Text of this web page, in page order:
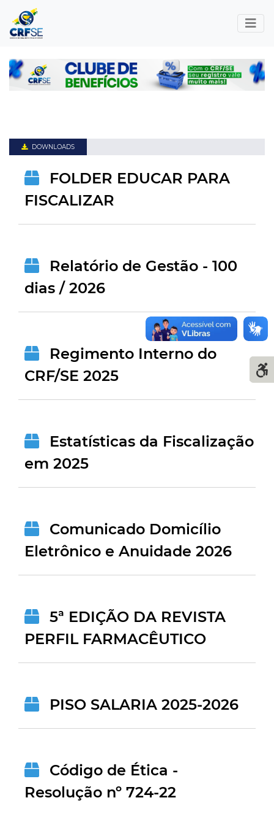
DOWNLOADS
FOLDER EDUCAR PARA
FISCALIZAR
Relatório de Gestão - 100
dias / 2026
Regimento Interno do
CRF/SE 2025
Estatísticas da Fiscalização
em 2025
Comunicado Domicílio
Eletrônico e Anuidade 2026
5ª EDIÇÃO DA REVISTA
PERFIL FARMACÊUTICO
PISO SALARIA 2025-2026
Código de Ética -
Resolução nº 724-22